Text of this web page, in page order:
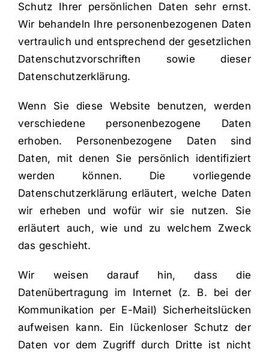
Schutz Ihrer persönlichen Daten sehr ernst.
Wir behandeln Ihre personenbezogenen Daten
vertraulich und entsprechend der gesetzlichen
Datenschutzvorschriften sowie dieser
Datenschutzerklärung.
Wenn Sie diese Website benutzen, werden
verschiedene personenbezogene Daten
erhoben. Personenbezogene Daten sind
Daten, mit denen Sie persönlich identifiziert
werden können. Die vorliegende
Datenschutzerklärung erläutert, welche Daten
wir erheben und wofür wir sie nutzen. Sie
erläutert auch, wie und zu welchem Zweck
das geschieht.
Wir weisen darauf hin, dass die
Datenübertragung im Internet (z. B. bei der
Kommunikation per E-Mail) Sicherheitslücken
aufweisen kann. Ein lückenloser Schutz der
Daten vor dem Zugriff durch Dritte ist nicht